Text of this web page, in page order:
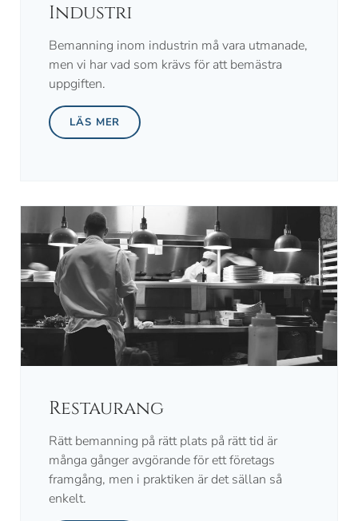
Industri
Bemanning inom industrin må vara utmanade,
men vi har vad som krävs för att bemästra
uppgiften.
LÄS MER
Restaurang
Rätt bemanning på rätt plats på rätt tid är
många gånger avgörande för ett företags
framgång, men i praktiken är det sällan så
enkelt.